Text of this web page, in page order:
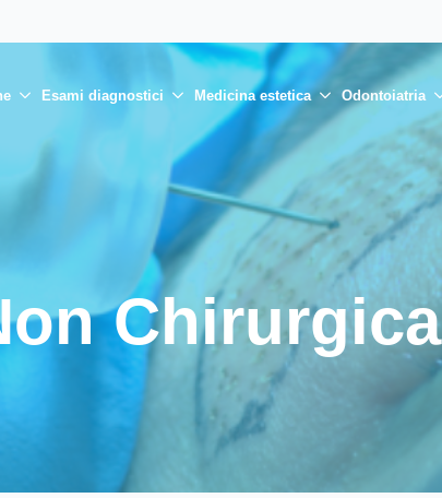
Esami diagnostici Medicina estetica Odontoiatria
Chirurgica